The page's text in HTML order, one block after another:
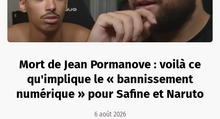
Mort de Jean Pormanove : voilà ce
qu'implique le « bannissement
numérique » pour Safine et Naruto
6 août 2026